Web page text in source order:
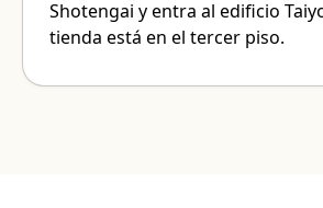
Shotengai y entra al edificio
tienda está en el tercer piso.